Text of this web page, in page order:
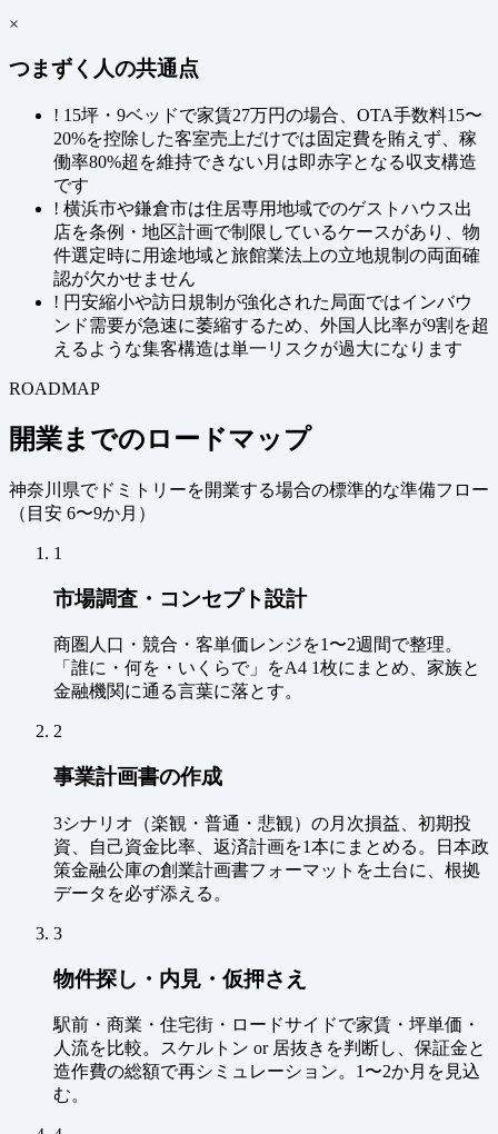
×
つまずく人の共通点
! 15坪・9ベッドで家賃27万円の場合、OTA手数料15〜
20%を控除した客室売上だけでは固定費を賄えず、稼
働率80%超を維持できない月は即赤字となる収支構造
です
! 横浜市や鎌倉市は住居専用地域でのゲストハウス出
店を条例・地区計画で制限しているケースがあり、物
件選定時に用途地域と旅館業法上の立地規制の両面確
認が欠かせません
! 円安縮小や訪日規制が強化された局面ではインバウ
ンド需要が急速に萎縮するため、外国人比率が9割を超
えるような集客構造は単一リスクが過大になります
ROADMAP
開業までのロードマップ
神奈川県でドミトリーを開業する場合の標準的な準備フロー
（ 目安 6〜9か月 ）
1
市場調査・コンセプト設計
商圏人口・競合・客単価レンジを1〜2週間で整理。
「誰に・何を・いくらで」をA4 1枚にまとめ、家族と
金融機関に通る言葉に落とす。
2
事業計画書の作成
3シナリオ（楽観・普通・悲観）の月次損益、初期投
資、自己資金比率、返済計画を1本にまとめる。日本政
策金融公庫の創業計画書フォーマットを土台に、根拠
データを必ず添える。
3
物件探し・内見・仮押さえ
駅前・商業・住宅街・ロードサイドで家賃・坪単価・
人流を比較。スケルトン or 居抜きを判断し、保証金と
造作費の総額で再シミュレーション。1〜2か月を見込
む。